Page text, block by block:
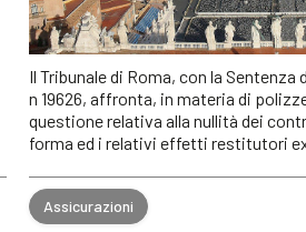
Il Tribunale di Roma, con la Sentenza
n 19626, affronta, in materia di
questione relativa alla nullità dei
forma ed i relativi effetti restitutori
Assicurazioni